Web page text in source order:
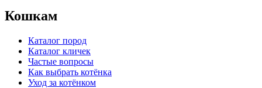
Кошкам
Каталог пород
Каталог кличек
Частые вопросы
Как выбрать котёнка
Уход за котёнком